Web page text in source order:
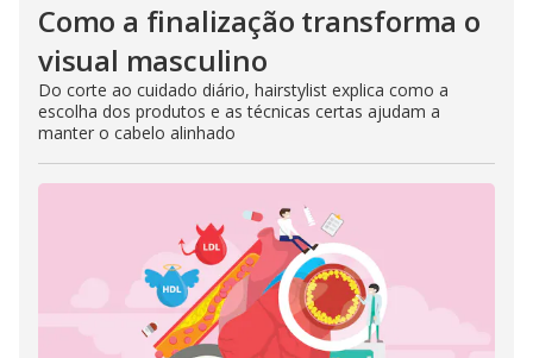
Como a finalização transforma o
visual masculino
Do corte ao cuidado diário, hairstylist explica como a
escolha dos produtos e as técnicas certas ajudam a
manter o cabelo alinhado